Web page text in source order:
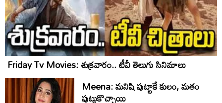
Friday Tv Movies: శుక్ర‌వారం.. టీవీ తెలుగు సినిమాలు
Meena: మనిషి పుట్టాకే కులం, మతం
పుట్టుకొచ్చాయి